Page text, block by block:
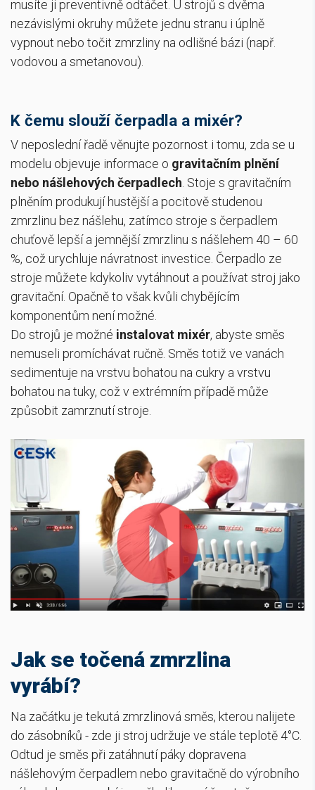
musíte ji preventivně odtáčet. U strojů s dvěma
nezávislými okruhy můžete jednu stranu i úplně
vypnout nebo točit zmrzliny na odlišné bázi (např.
vodovou a smetanovou).
K čemu slouží čerpadla a mixér?
V neposlední řadě věnujte pozornost i tomu, zda se u
modelu objevuje informace o gravitačním plnění
nebo nášlehových čerpadlech . Stoje s gravitačním
plněním produkují hustější a pocitově studenou
zmrzlinu bez nášlehu, zatímco stroje s čerpadlem
chuťově lepší a jemnější zmrzlinu s nášlehem 40 – 60
%, což urychluje návratnost investice. Čerpadlo ze
stroje můžete kdykoliv vytáhnout a používat stroj jako
gravitační. Opačně to však kvůli chybějícím
komponentům není možné.
Do strojů je možné instalovat mixér, abyste směs
nemuseli promíchávat ručně. Směs totiž ve vanách
sedimentuje na vrstvu bohatou na cukry a vrstvu
bohatou na tuky, což v extrémním případě může
způsobit zamrznutí stroje.
Jak se točená zmrzlina
vyrábí?
Na začátku je tekutá zmrzlinová směs, kterou nalijete
do zásobníků - zde ji stroj udržuje ve stále teplotě 4°C.
Odtud je směs při zatáhnutí páky dopravena
nášlehovým čerpadlem nebo gravitačně do výrobního